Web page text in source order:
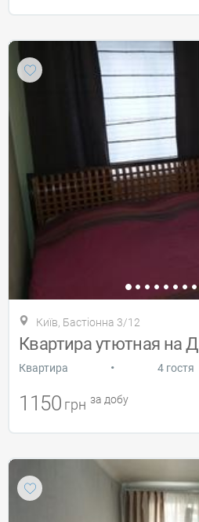
Київ, Бастіонна 3/12
Квартира утютная на
Квартира • 4 гостя
1150 грн за добу